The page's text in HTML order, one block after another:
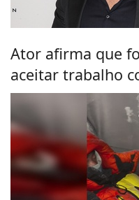
Ator afirma que
aceitar trabalho